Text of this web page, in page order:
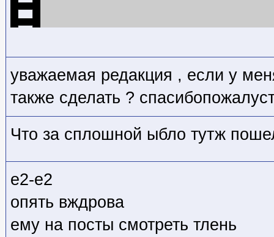
уважаемая редакция , если у
также сделать ?
Что за сплошной ыбло тутж
е2-е2
опять вждрова
ему на посты смотреть тлень